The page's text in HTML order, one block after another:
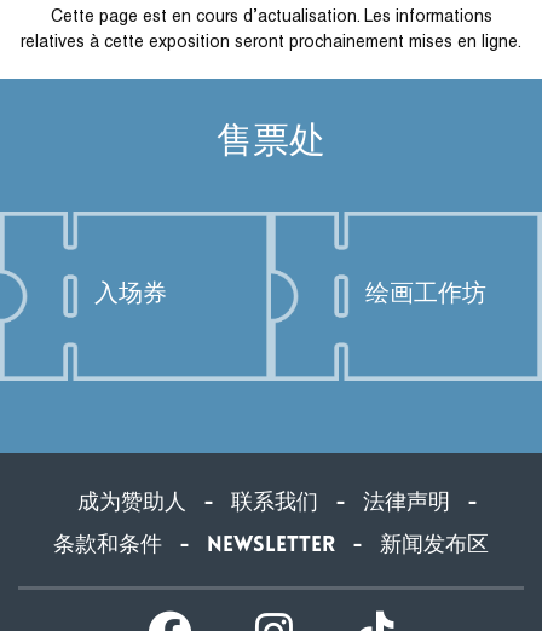
Cette page est en cours d’actualisation. Les informations
relatives à cette exposition seront prochainement mises en ligne.
售票处
入场券 绘画工作坊
成为赞助人 - 联系我们 - 法律声明 -
条款和条件 - Newsletter - 新闻发布区